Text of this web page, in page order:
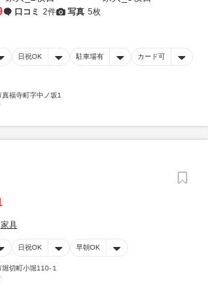
口コミ 2件 写真 5枚
日祝OK 駐車場有 カード可
福寺町字中ノ坂1
家具
日祝OK 早朝OK
切町小堀110-１